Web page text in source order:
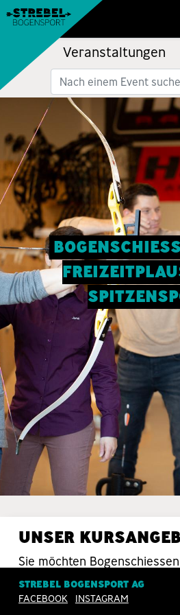
Veranstaltungen
UNSER
Sie möchten
Schiesstechnik verbessern?
in guten Händen.
STREBEL BOGENSPORT AG
FACEBOOK
INSTAGRAM